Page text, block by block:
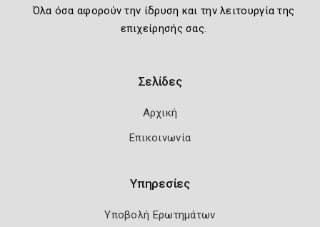
Όλα όσα αφορούν την ίδρυση και την λειτουργία της
επιχείρησής σας.
Σελίδες
Αρχική
Επικοινωνία
Υπηρεσίες
Υποβολή Ερωτημάτων